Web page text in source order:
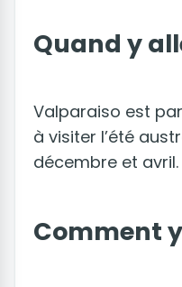
Quand y
Valparaiso est
à visiter l’été
décembre et avril.
Comment